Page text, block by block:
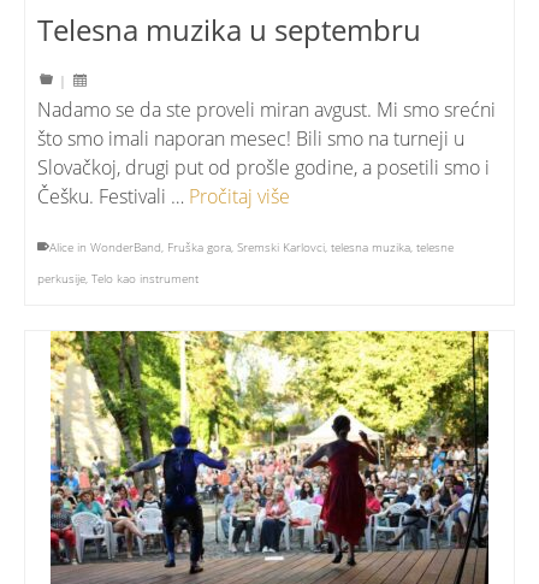
Telesna muzika u septembru
|
Nadamo se da ste proveli miran avgust. Mi smo srećni
što smo imali naporan mesec! Bili smo na turneji u
Slovačkoj, drugi put od prošle godine, a posetili smo i
Češku. Festivali … Pročitaj više
Alice in WonderBand, Fruška gora, Sremski Karlovci, telesna muzika, telesne
perkusije, Telo kao instrument